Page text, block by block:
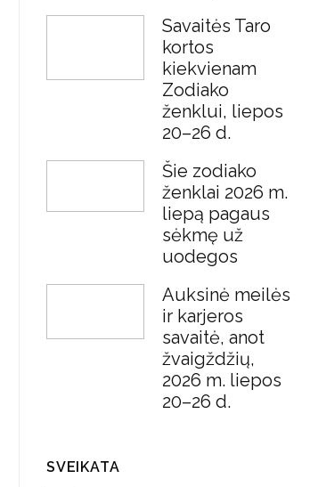
Savaitės Taro
kortos
kiekvienam
Zodiako
ženklui, liepos
20–26 d.
Šie zodiako
ženklai 2026 m.
liepą pagaus
sėkmę už
uodegos
Auksinė meilės
ir karjeros
savaitė, anot
žvaigždžių,
2026 m. liepos
20–26 d.
SVEIKATA